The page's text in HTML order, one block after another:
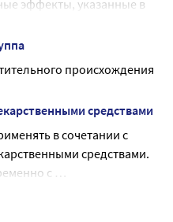
внимания и
эффекты, указанные в
не указанные в
происхождения
средствами
в сочетании с
средствами.
с